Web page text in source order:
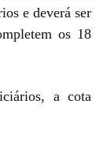
e deverá ser
os 18
a cota